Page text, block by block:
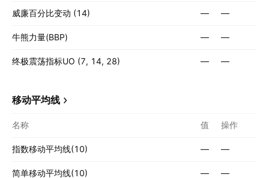
威廉百分比变动 (14) — —
牛熊力量(BBP) — —
终极震荡指标UO (7, 14, 28) — —
移动平均线
名称 值 操作
指数移动平均线(10) — —
简单移动平均线(10) — —